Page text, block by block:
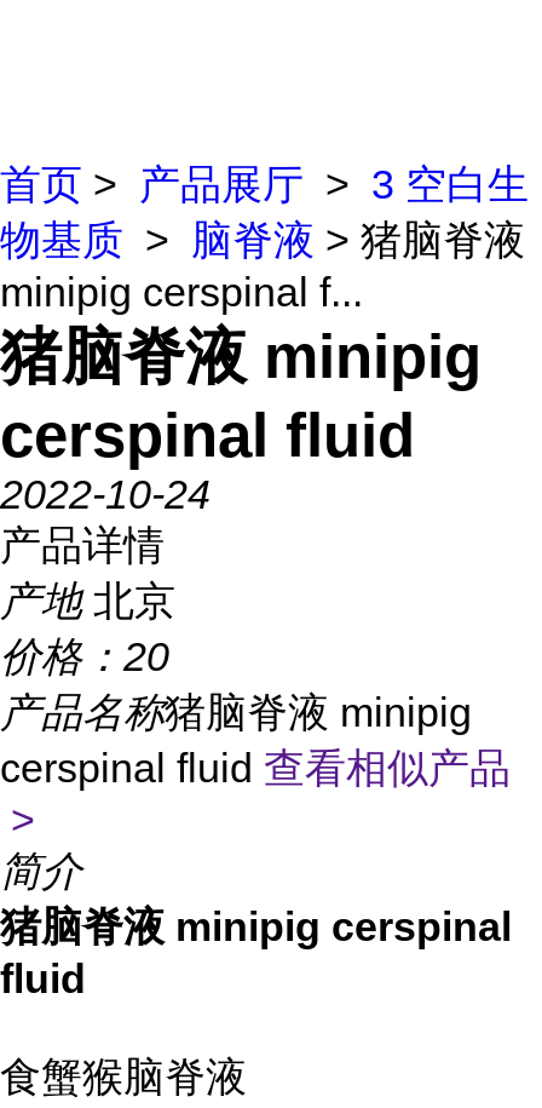
首页 > 产品展厅 > 3 空白生
物基质 > 脑脊液 > 猪脑脊液
minipig cerspinal f...
猪脑脊液 minipig
cerspinal fluid
2022-10-24
产品详情
产地 北京
价格： 20
产品名称猪脑脊液 minipig
cerspinal fluid 查看相似产品
>
简介
猪脑脊液 minipig cerspinal
fluid
食蟹猴脑脊液